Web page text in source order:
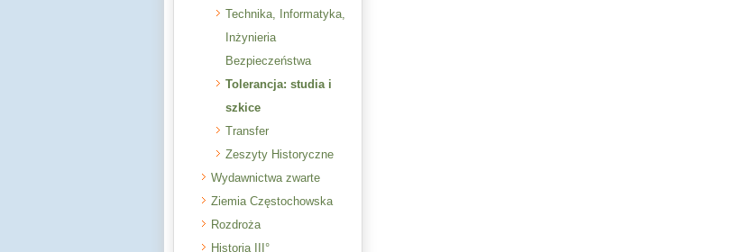
Technika, Informatyka,
Inżynieria
Bezpieczeństwa
Tolerancja: studia i
szkice
Transfer
Zeszyty Historyczne
Wydawnictwa zwarte
Ziemia Częstochowska
Rozdroża
Historia III°